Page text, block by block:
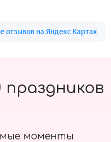
праздников
моменты